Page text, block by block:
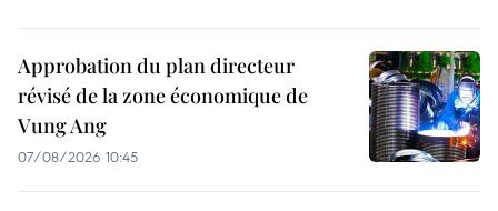
Approbation du plan directeur
révisé de la zone économique de
Vung Ang
07/08/2026 10:45